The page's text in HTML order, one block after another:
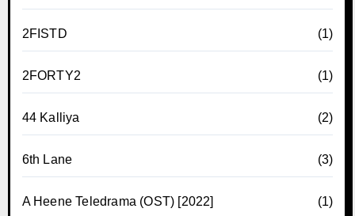
2FISTD (1)
2FORTY2 (1)
44 Kalliya (2)
6th Lane (3)
A Heene Teledrama (OST) [2022] (1)